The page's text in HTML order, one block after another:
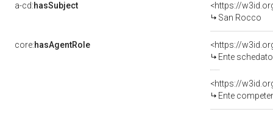
a-cd:hasSubject
<https://
San Rocco
core:hasAgentRole
<https://
Ente schedatore
<https://
Ente competente